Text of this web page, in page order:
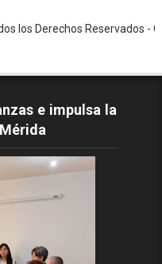
Reservados - Copyright
e impulsa la